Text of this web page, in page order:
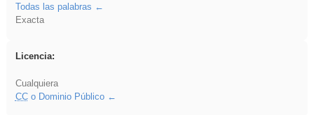
Todas las palabras
Exacta
Licencia:
Cualquiera
CCo Dominio Público